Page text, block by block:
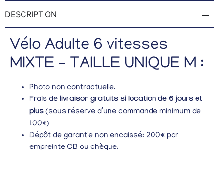
DESCRIPTION
Vélo Adulte 6 vitesses
MIXTE – TAILLE UNIQUE M :
Photo non contractuelle.
Frais de livraison gratuits si location de 6 jours et
plus (sous réserve d’une commande minimum de
100€)
Dépôt de garantie non encaissé: 200€ par
empreinte CB ou chèque.